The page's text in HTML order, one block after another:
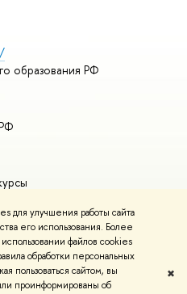
для улучшения работы сайта
его использования. Более
файлов cookies
обработки персональных
пользоваться сайтом, вы
проинформированы об
✖
образования РФ
контакты